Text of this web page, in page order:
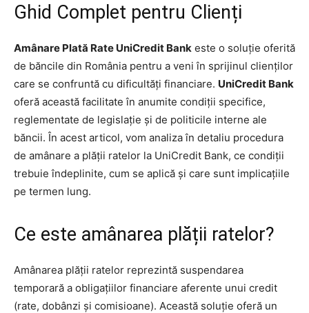
Ghid Complet pentru Clienți
Amânare Plată Rate UniCredit Bank este o soluție oferită
de băncile din România pentru a veni în sprijinul clienților
care se confruntă cu dificultăți financiare. UniCredit Bank
oferă această facilitate în anumite condiții specifice,
reglementate de legislație și de politicile interne ale
băncii. În acest articol, vom analiza în detaliu procedura
de amânare a plății ratelor la UniCredit Bank, ce condiții
trebuie îndeplinite, cum se aplică și care sunt implicațiile
pe termen lung.
Ce este amânarea plății ratelor?
Amânarea plății ratelor reprezintă suspendarea
temporară a obligațiilor financiare aferente unui credit
(rate, dobânzi și comisioane). Această soluție oferă un